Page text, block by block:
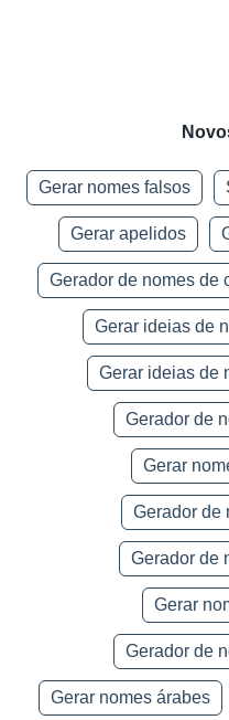
Gerar nomes falsos
Gerar apelidos
Gerador de nomes de
Gerar ideias de
Gerar ideias de
Gerador de
Gerar
Gerador de
Gerador de
Gerar
Gerador de
Gerar nomes árabes